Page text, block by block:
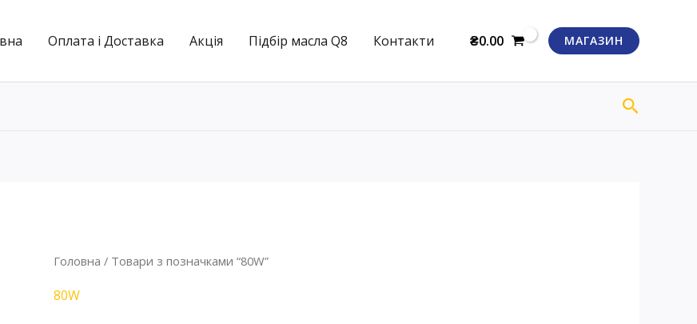
Оплата і Доставка Акція Підбір масла Q8 Контакти ₴0.00 МАГАЗИН
Пошук
Головна / Товари з позначками “80W”
80W